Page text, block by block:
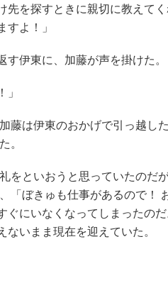
先を探すときに親切に教えて
よ！」
伊東に、加藤が声を掛けた。
藤は伊東のおかげで引っ越し
。
をといおうと思っていたのだ
「ぼきゅも仕事があるので！
ぐにいなくなってしまったの
いまま現在を迎えていた。